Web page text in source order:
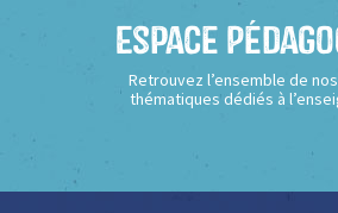
Espace
Retrouvez l’ensemble de
thématiques dédiés à